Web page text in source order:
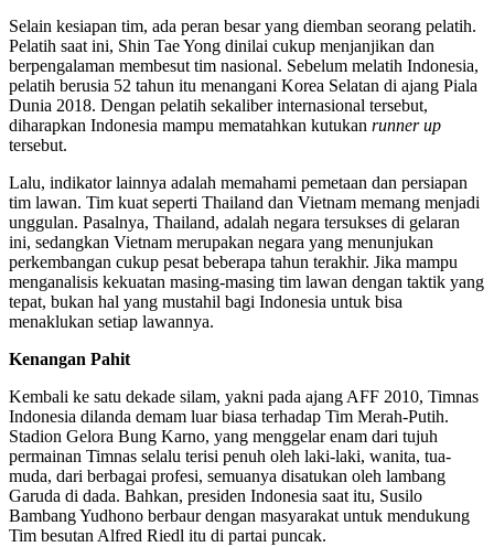
Selain kesiapan tim, ada peran besar yang diemban seorang pelatih.
Pelatih saat ini, Shin Tae Yong dinilai cukup menjanjikan dan
berpengalaman membesut tim nasional. Sebelum melatih Indonesia,
pelatih berusia 52 tahun itu menangani Korea Selatan di ajang Piala
Dunia 2018. Dengan pelatih sekaliber internasional tersebut,
diharapkan Indonesia mampu mematahkan kutukan runner up
tersebut.
Lalu, indikator lainnya adalah memahami pemetaan dan persiapan
tim lawan. Tim kuat seperti Thailand dan Vietnam memang menjadi
unggulan. Pasalnya, Thailand, adalah negara tersukses di gelaran
ini, sedangkan Vietnam merupakan negara yang menunjukan
perkembangan cukup pesat beberapa tahun terakhir. Jika mampu
menganalisis kekuatan masing-masing tim lawan dengan taktik yang
tepat, bukan hal yang mustahil bagi Indonesia untuk bisa
menaklukan setiap lawannya.
Kenangan Pahit
Kembali ke satu dekade silam, yakni pada ajang AFF 2010, Timnas
Indonesia dilanda demam luar biasa terhadap Tim Merah-Putih.
Stadion Gelora Bung Karno, yang menggelar enam dari tujuh
permainan Timnas selalu terisi penuh oleh laki-laki, wanita, tua-
muda, dari berbagai profesi, semuanya disatukan oleh lambang
Garuda di dada. Bahkan, presiden Indonesia saat itu, Susilo
Bambang Yudhono berbaur dengan masyarakat untuk mendukung
Tim besutan Alfred Riedl itu di partai puncak.